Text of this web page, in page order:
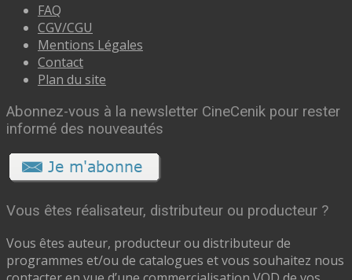
FAQ
CGV/CGU
Mentions Légales
Contact
Plan du site
Abonnez-vous à la newsletter CineCenik pour rester
informé des nouveautés
Vous êtes réalisateur, distributeur ou producteur ?
Vous êtes auteur, producteur ou distributeur de
programmes et/ou de catalogues et vous souhaitez nous